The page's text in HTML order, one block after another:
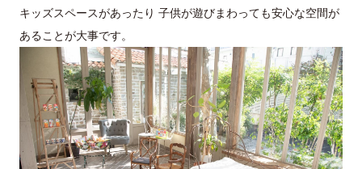
キッズスペースがあったり 子供が遊びまわっても安心な空間が
あることが大事です。